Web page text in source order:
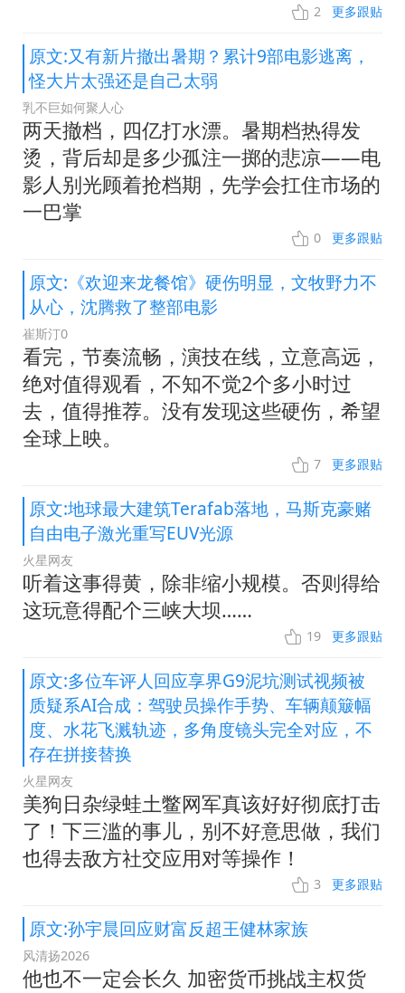
2 更多跟贴
原文:又有新片撤出暑期？累计9部电影逃离，
怪大片太强还是自己太弱
乳不巨如何聚人心
两天撤档，四亿打水漂。暑期档热得发
烫，背后却是多少孤注一掷的悲凉——电
影人别光顾着抢档期，先学会扛住市场的
一巴掌
0 更多跟贴
原文:《欢迎来龙餐馆》硬伤明显，文牧野力不
从心，沈腾救了整部电影
崔斯汀0
看完，节奏流畅，演技在线，立意高远，
绝对值得观看，不知不觉2个多小时过
去，值得推荐。没有发现这些硬伤，希望
全球上映。
7 更多跟贴
原文:地球最大建筑Terafab落地，马斯克豪赌
自由电子激光重写EUV光源
火星网友
听着这事得黄，除非缩小规模。否则得给
这玩意得配个三峡大坝……
19 更多跟贴
原文:多位车评人回应享界G9泥坑测试视频被
质疑系AI合成：驾驶员操作手势、车辆颠簸幅
度、水花飞溅轨迹，多角度镜头完全对应，不
存在拼接替换
火星网友
美狗日杂绿蛙土鳖网军真该好好彻底打击
了！下三滥的事儿，别不好意思做，我们
也得去敌方社交应用对等操作！
3 更多跟贴
原文:孙宇晨回应财富反超王健林家族
风清扬2026
他也不一定会长久 加密货币挑战主权货